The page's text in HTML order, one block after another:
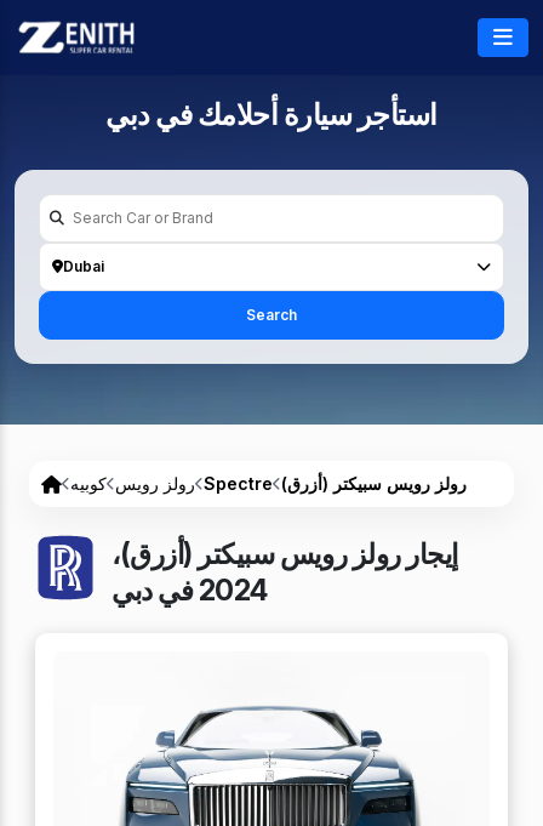
استأجر سيارة أحلامك فيدبي
Dubai
Search
كوبيه رولز رويس Spectre رولز رويس سبيكتر (أزرق)
إيجار رولز رويس سبيكتر (أزرق)،
2024 في دبي